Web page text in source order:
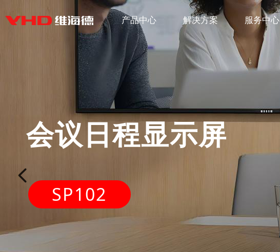
产品中心 解决方案 服务中心
SP102
会议日程显示屏
넳